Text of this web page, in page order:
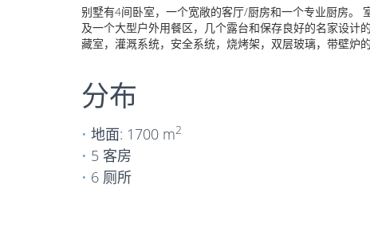
别墅有4间卧室，一个宽敞的客厅/厨房和一个专业厨房。
及一个大型户外用餐区，几个露台和保存良好的名家设计
藏室，灌溉系统，安全系统，烧烤架，双层玻璃，带壁炉
分布
地面: 1700 m2
5 客房
6 厕所